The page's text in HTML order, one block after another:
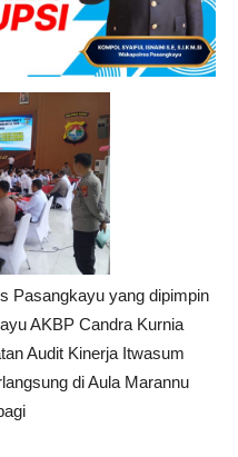
Pasangkayu yang dipimpin
AKBP Candra Kurnia
Audit Kinerja Itwasum
di Aula Marannu